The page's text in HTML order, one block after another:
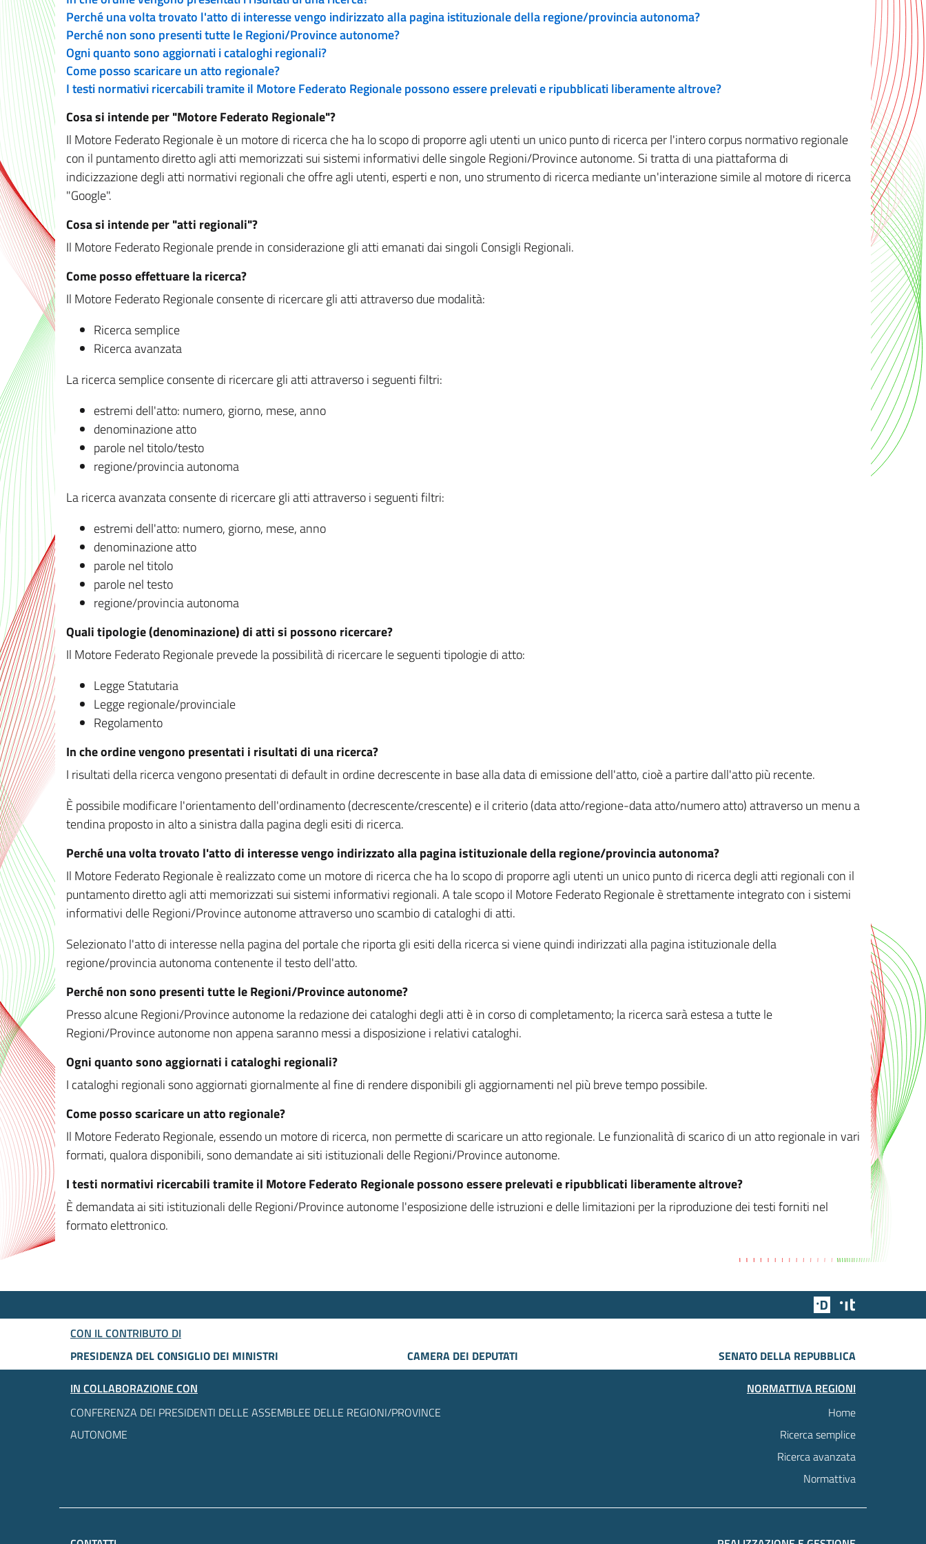
Perché una volta trovato l'atto di interesse vengo indirizzato alla pagina istituzionale della regione/provincia autonoma?
Perché non sono presenti tutte le Regioni/Province autonome?
Ogni quanto sono aggiornati i cataloghi regionali?
Come posso scaricare un atto regionale?
I testi normativi ricercabili tramite il Motore Federato Regionale possono essere prelevati e ripubblicati liberamente altrove?
Cosa si intende per "Motore Federato Regionale"?
Il Motore Federato Regionale è un motore di ricerca che ha lo scopo di proporre agli utenti un unico punto di ricerca per l'intero corpus normativo regionale
con il puntamento diretto agli atti memorizzati sui sistemi informativi delle singole Regioni/Province autonome. Si tratta di una piattaforma di
indicizzazione degli atti normativi regionali che offre agli utenti, esperti e non, uno strumento di ricerca mediante un'interazione simile al motore di ricerca
"Google".
Cosa si intende per "atti regionali"?
Il Motore Federato Regionale prende in considerazione gli atti emanati dai singoli Consigli Regionali.
Come posso effettuare la ricerca?
Il Motore Federato Regionale consente di ricercare gli atti attraverso due modalità:
Ricerca semplice
Ricerca avanzata
La ricerca semplice consente di ricercare gli atti attraverso i seguenti filtri:
estremi dell'atto: numero, giorno, mese, anno
denominazione atto
parole nel titolo/testo
regione/provincia autonoma
La ricerca avanzata consente di ricercare gli atti attraverso i seguenti filtri:
estremi dell'atto: numero, giorno, mese, anno
denominazione atto
parole nel titolo
parole nel testo
regione/provincia autonoma
Quali tipologie (denominazione) di atti si possono ricercare?
Il Motore Federato Regionale prevede la possibilità di ricercare le seguenti tipologie di atto:
Legge Statutaria
Legge regionale/provinciale
Regolamento
In che ordine vengono presentati i risultati di una ricerca?
I risultati della ricerca vengono presentati di default in ordine decrescente in base alla data di emissione dell'atto, cioè a partire dall'atto più recente.
È possibile modificare l'orientamento dell'ordinamento (decrescente/crescente) e il criterio (data atto/regione-data atto/numero atto) attraverso un menu a
tendina proposto in alto a sinistra dalla pagina degli esiti di ricerca.
Perché una volta trovato l'atto di interesse vengo indirizzato alla pagina istituzionale della regione/provincia autonoma?
Il Motore Federato Regionale è realizzato come un motore di ricerca che ha lo scopo di proporre agli utenti un unico punto di ricerca degli atti regionali con il
puntamento diretto agli atti memorizzati sui sistemi informativi regionali. A tale scopo il Motore Federato Regionale è strettamente integrato con i sistemi
informativi delle Regioni/Province autonome attraverso uno scambio di cataloghi di atti.
Selezionato l'atto di interesse nella pagina del portale che riporta gli esiti della ricerca si viene quindi indirizzati alla pagina istituzionale della
regione/provincia autonoma contenente il testo dell'atto.
Perché non sono presenti tutte le Regioni/Province autonome?
Presso alcune Regioni/Province autonome la redazione dei cataloghi degli atti è in corso di completamento; la ricerca sarà estesa a tutte le
Regioni/Province autonome non appena saranno messi a disposizione i relativi cataloghi.
Ogni quanto sono aggiornati i cataloghi regionali?
I cataloghi regionali sono aggiornati giornalmente al fine di rendere disponibili gli aggiornamenti nel più breve tempo possibile.
Come posso scaricare un atto regionale?
Il Motore Federato Regionale, essendo un motore di ricerca, non permette di scaricare un atto regionale. Le funzionalità di scarico di un atto regionale in vari
formati, qualora disponibili, sono demandate ai siti istituzionali delle Regioni/Province autonome.
I testi normativi ricercabili tramite il Motore Federato Regionale possono essere prelevati e ripubblicati liberamente altrove?
È demandata ai siti istituzionali delle Regioni/Province autonome l'esposizione delle istruzioni e delle limitazioni per la riproduzione dei testi forniti nel
formato elettronico.
Team Digitale
CON IL CONTRIBUTO DI
PRESIDENZA DEL CONSIGLIO DEI MINISTRI
CAMERA DEI DEPUTATI
SENATO DELLA REPUBBLICA
IN COLLABORAZIONE CON
CONFERENZA DEI PRESIDENTI DELLE ASSEMBLEE DELLE REGIONI/PROVINCE
AUTONOME
NORMATTIVA REGIONI
Home
Ricerca semplice
Ricerca avanzata
Normattiva